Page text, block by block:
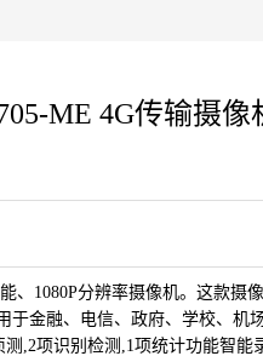
ME 4G传输摄像
、 1080P分辨率摄像机。这款摄
金融、电信、政府、学校、机场
,2项识别检测,1项统计功能智能